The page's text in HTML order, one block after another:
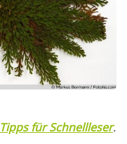
Tipps für Schnellleser.